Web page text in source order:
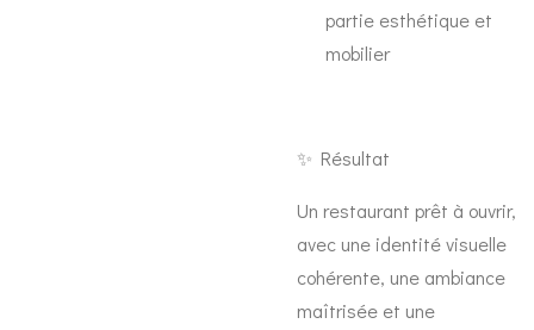
partie esthétique et
mobilier
✨ Résultat
Un restaurant prêt à ouvrir,
avec une identité visuelle
cohérente, une ambiance
maîtrisée et une